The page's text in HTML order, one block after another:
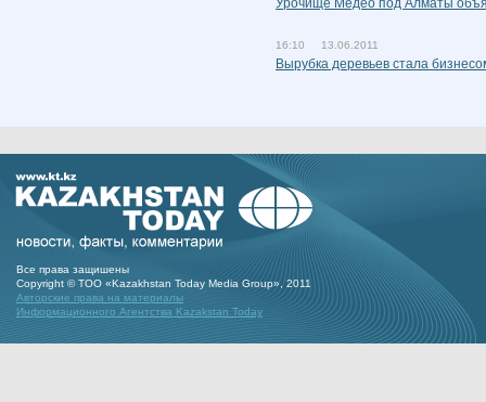
Урочище Медео под Алматы
16:10 13.06.2011
Вырубка деревьев стала
Все права защишены
Copyright © ТОО «Kazakhstan Today Media Group», 2011
Авторские права на материалы
Информационного Агентства Kazakstan Today